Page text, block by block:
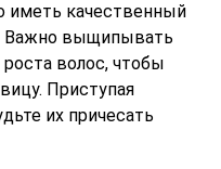
иметь качественный
Важно выщипывать
волос, чтобы
Приступая
их причесать